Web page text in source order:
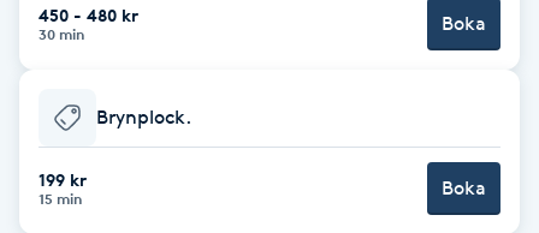
Celluliter
Color correction
Cryoterapi
450 - 480 kr
30 min Boka
Brynplock.
199 kr
15 min Boka